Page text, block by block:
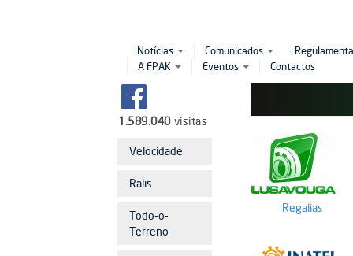
Notícias Comunicados
A FPAK
Eventos Contactos
1.589.040 visitas
Velocidade
Ralis
Todo-o-
Terreno
Regalias